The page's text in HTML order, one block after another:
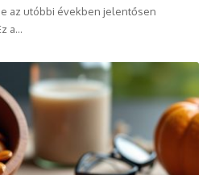
az utóbbi években jelentősen
a…